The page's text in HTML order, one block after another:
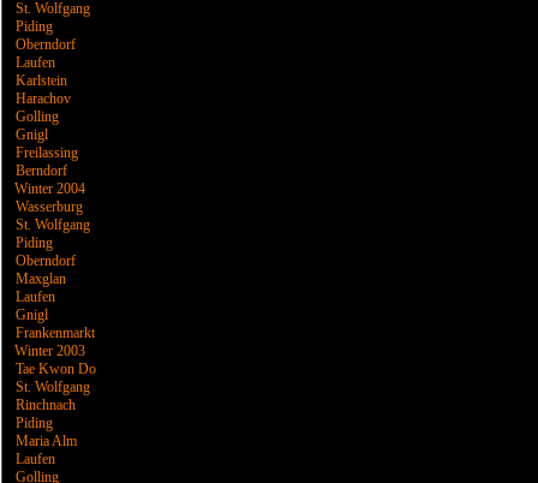
St. Wolfgang
Piding
Oberndorf
Laufen
Karlstein
Harachov
Golling
Gnigl
Freilassing
Berndorf
Winter 2004
Wasserburg
St. Wolfgang
Piding
Oberndorf
Maxglan
Laufen
Gnigl
Frankenmarkt
Winter 2003
Tae Kwon Do
St. Wolfgang
Rinchnach
Piding
Maria Alm
Laufen
Golling